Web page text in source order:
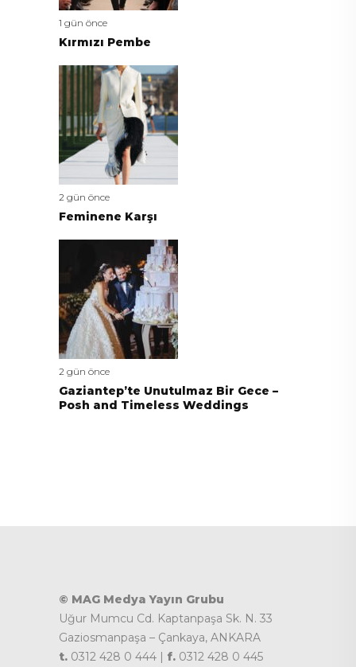
1 gün önce
Kırmızı Pembe
2 gün önce
Feminene Karşı
2 gün önce
Gaziantep’te Unutulmaz Bir Gece –
Posh and Timeless Weddings
© MAG Medya Yayın Grubu
Uğur Mumcu Cd. Kaptanpaşa Sk. N. 33
Gaziosmanpaşa – Çankaya, ANKARA
t. 0312 428 0 444 | f. 0312 428 0 445